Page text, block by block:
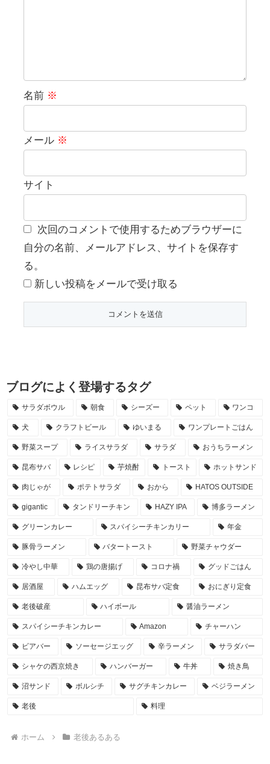
名前 ※
メール ※
サイト
次回のコメントで使用するためブラウザーに
自分の名前、メールアドレス、サイトを保存す
る。
新しい投稿をメールで受け取る
ブログによく登場するタグ
サラダボウル 朝食 シーズー ペット ワンコ
犬 クラフトビール ゆいまる ワンプレートごはん
野菜スープ ライスサラダ サラダ おうちラーメン
昆布サバ レシピ 芋焼酎 トースト ホットサンド
肉じゃが ポテトサラダ おから HATOS OUTSIDE
gigantic タンドリーチキン HAZY IPA 博多ラーメン
グリーンカレー スパイシーチキンカリー 年金
豚骨ラーメン バタートースト 野菜チャウダー
冷やし中華 鶏の唐揚げ コロナ禍 グッドごはん
居酒屋 ハムエッグ 昆布サバ定食 おにぎり定食
老後破産 ハイボール 醤油ラーメン
スパイシーチキンカレー Amazon チャーハン
ビアバー ソーセージエッグ 辛ラーメン サラダバー
シャケの西京焼き ハンバーガー 牛丼 焼き鳥
沼サンド ボルシチ サグチキンカレー ベジラーメン
老後 料理
ホーム 老後あるある